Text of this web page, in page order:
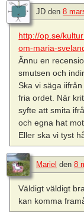
JD den 8
http://op.se/
om-maria-
Ännu en
smutsen och
Ska vi säga
fria ordet. När
syfte att smita
och egna hat
Eller ska vi tyst
Mariel den 8
Väldigt väldigt
kan komma